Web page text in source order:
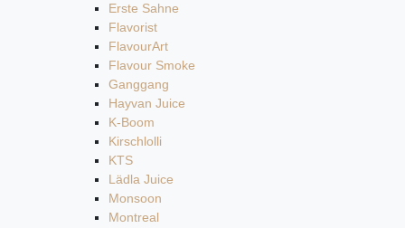
Erste Sahne
Flavorist
FlavourArt
Flavour Smoke
Ganggang
Hayvan Juice
K-Boom
Kirschlolli
KTS
Lädla Juice
Monsoon
Montreal